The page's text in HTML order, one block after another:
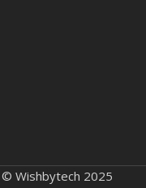
Wishbytech 2025